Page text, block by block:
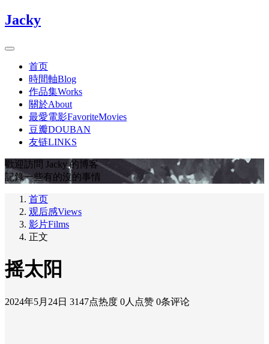
Jacky
首页
時間軸Blog
作品集Works
關於About
最愛電影FavoriteMovies
豆瓣DOUBAN
友链LINKS
歡迎訪問 Jacky 的博客
記錄一些有的沒的事情
首页
观后感Views
影片Films
正文
摇太阳
2024年5月24日 3147点热度 0人点赞 0条评论